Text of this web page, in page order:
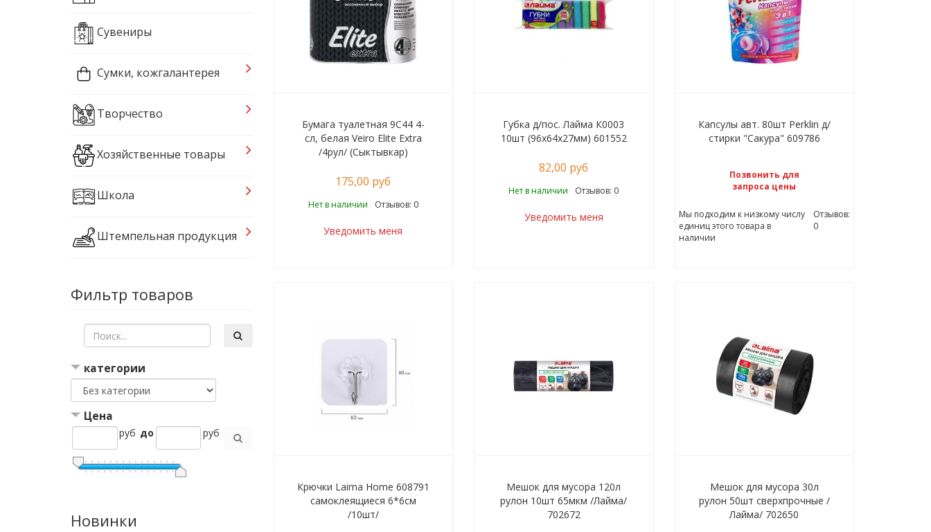
Бумага туалетная 9С44 4-
сл, белая Veiro Elite Extra
/4рул/ (Сыктывкар)
175,00 руб
Нет в наличии Отзывов: 0
Уведомить меня
Губка д/пос. Лайма К0003
10шт (96х64х27мм) 601552
82,00 руб
Нет в наличии Отзывов: 0
Уведомить меня
Капсулы авт. 80шт Perklin д/
стирки "Сакура" 609786
Позвонить для
запроса цены
Мы подходим к низкому числу
единиц этого товара в
наличии
Отзывов:
0
Крючки Laima Home 608791
самоклеящиеся 6*6см
/10шт/
Мешок для мусора 120л
рулон 10шт 65мкм /Лайма/
702672
Мешок для мусора 30л
рулон 50шт сверхпрочные /
Лайма/ 702650
Сувениры
Сумки, кожгалантерея
Творчество
Хозяйственные товары
Школа
Штемпельная продукция
Фильтр товаров
категории
Цена
руб до руб
Новинки